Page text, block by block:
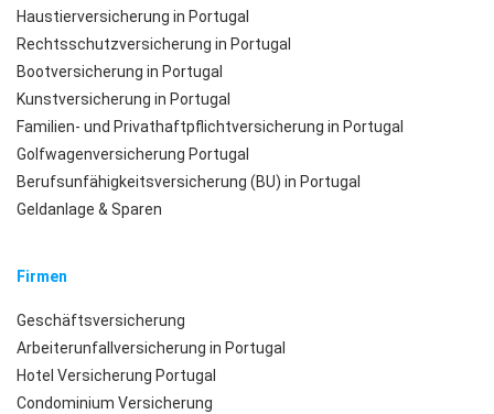
Haustierversicherung in Portugal
Rechtsschutzversicherung in Portugal
Bootversicherung in Portugal
Kunstversicherung in Portugal
Familien- und Privathaftpflichtversicherung in Portugal
Golfwagenversicherung Portugal
Berufsunfähigkeitsversicherung (BU) in Portugal
Geldanlage & Sparen
Firmen
Geschäftsversicherung
Arbeiterunfallversicherung in Portugal
Hotel Versicherung Portugal
Condominium Versicherung